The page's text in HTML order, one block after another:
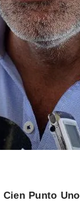
Cien Punto Uno